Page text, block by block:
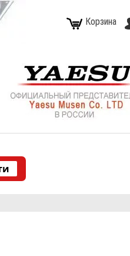
Корзина
more characters for results.